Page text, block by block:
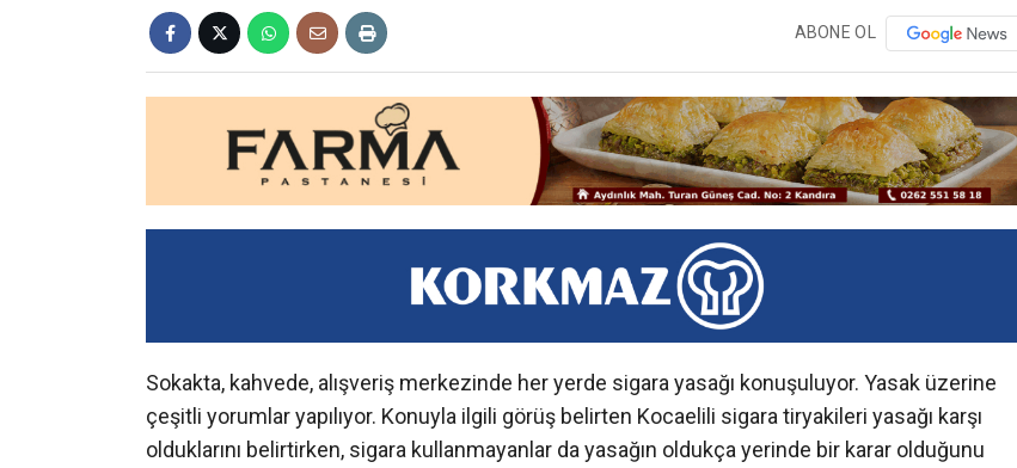
ABONE OL
Sokakta, kahvede, alışveriş merkezinde her yerde sigara yasağı konuşuluyor. Yasak üzerine
çeşitli yorumlar yapılıyor. Konuyla ilgili görüş belirten Kocaelili sigara tiryakileri yasağı karşı
olduklarını belirtirken, sigara kullanmayanlar da yasağın oldukça yerinde bir karar olduğunu